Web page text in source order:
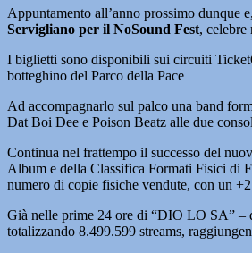
Appuntamento all’anno prossimo
Servigliano per il NoSound Fest,
I biglietti sono disponibili sui circuiti
botteghino del Parco della Pace
Ad accompagnarlo sul palco una band
Dat Boi Dee e Poison Beatz alle due
Continua nel frattempo il successo del
Album e della Classifica Formati Fisici di
numero di copie fisiche vendute, con un
Già nelle prime 24 ore di “DIO LO SA” –
totalizzando 8.499.599 streams,